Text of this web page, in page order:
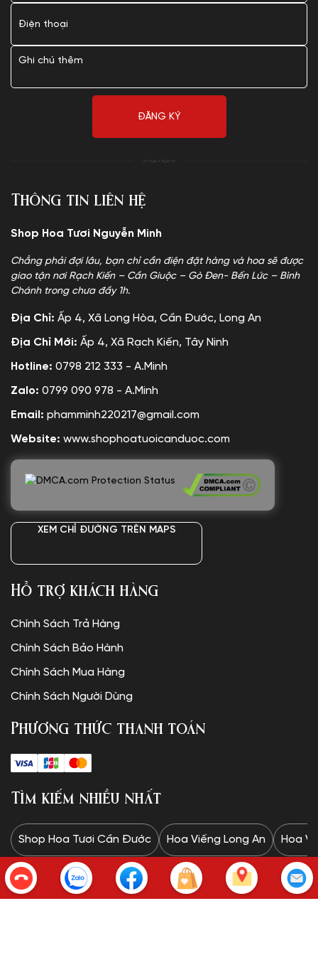
Thông tin liên hệ
Shop Hoa Tươi Nguyễn Minh
Chẳng phải đợi lâu, bạn chỉ cần điện đặt hàng và hoa sẽ được
giao tận nơi Rạch Kiến – Cần Giuộc – Gò Đen- Bến Lức – Bình
Chánh trong chưa đầy 1h.
Địa Chỉ: Ấp 4, Xã Long Hòa, Cần Đước, Long An
Địa Chỉ Mới: Ấp 4, Xã Rạch Kiến, Tây Ninh
Hotline: 0798 212 333 - A.Minh
Zalo: 0799 090 978 - A.Minh
Email: phamminh220217@gmail.com
Website: www.shophoatuoicanduoc.com
XEM CHỈ ĐƯỜNG TRÊN MAPS
Hỗ trợ khách hàng
Chính Sách Trả Hàng
Chính Sách Bảo Hành
Chính Sách Mua Hàng
Chính Sách Người Dùng
Phương thức thanh toán
Tìm kiếm nhiều nhất
Shop Hoa Tươi Cần Đước Hoa Viếng Long An Hoa